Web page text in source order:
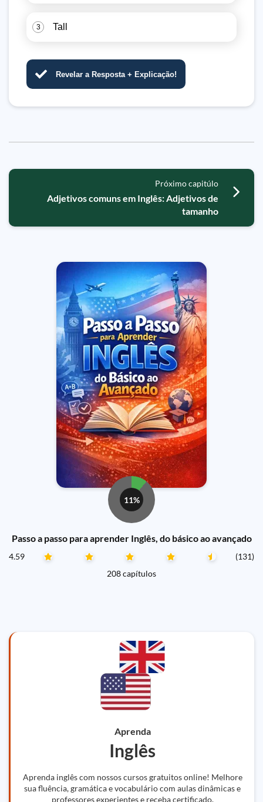
3 Tall
Revelar a Resposta + Explicação!
Próximo capitúlo
Adjetivos comuns em Inglês: Adjetivos de
tamanho
11%
Passo a passo para aprender Inglês, do básico ao avançado
4.59
(131)
208 capítulos
Aprenda
Inglês
Aprenda inglês com nossos cursos gratuitos online! Melhore
sua fluência, gramática e vocabulário com aulas dinâmicas e
professores experientes e receba certificado.